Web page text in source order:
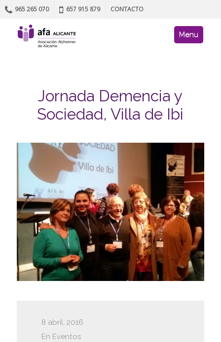
965 265 070 657 915 879 CONTACTO
AFA site
Skip to content
Menu
Jornada Demencia y
Sociedad, Villa de Ibi
8 abril, 2016
En Eventos